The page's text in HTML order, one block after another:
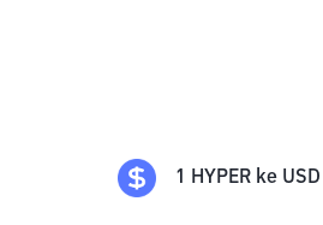
1 HYPER ke USD